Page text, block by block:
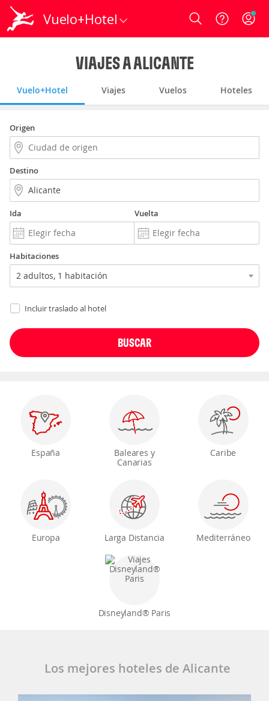
Vuelo+Hotel Login
VIAJES A ALICANTE
Vuelo+Hotel Viajes Vuelos Hoteles
Origen
Destino
Ida Vuelta
Habitaciones
Incluir traslado al hotel
España
Baleares y
Canarias
Caribe
Europa Larga Distancia Mediterráneo
Disneyland® Paris
Los mejores hoteles de Alicante